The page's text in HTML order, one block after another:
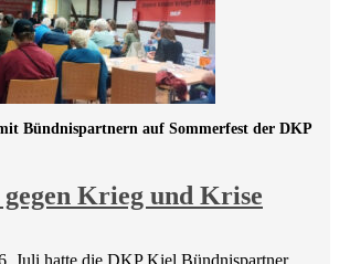
gegen Krieg und Krise
Bündnispartnern auf Sommerfest der DKP
Juli hatte die DKP Kiel Bündnispartner,